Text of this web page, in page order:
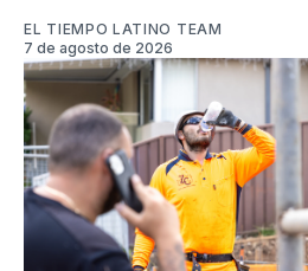
EL TIEMPO LATINO TEAM
7 de agosto de 2026